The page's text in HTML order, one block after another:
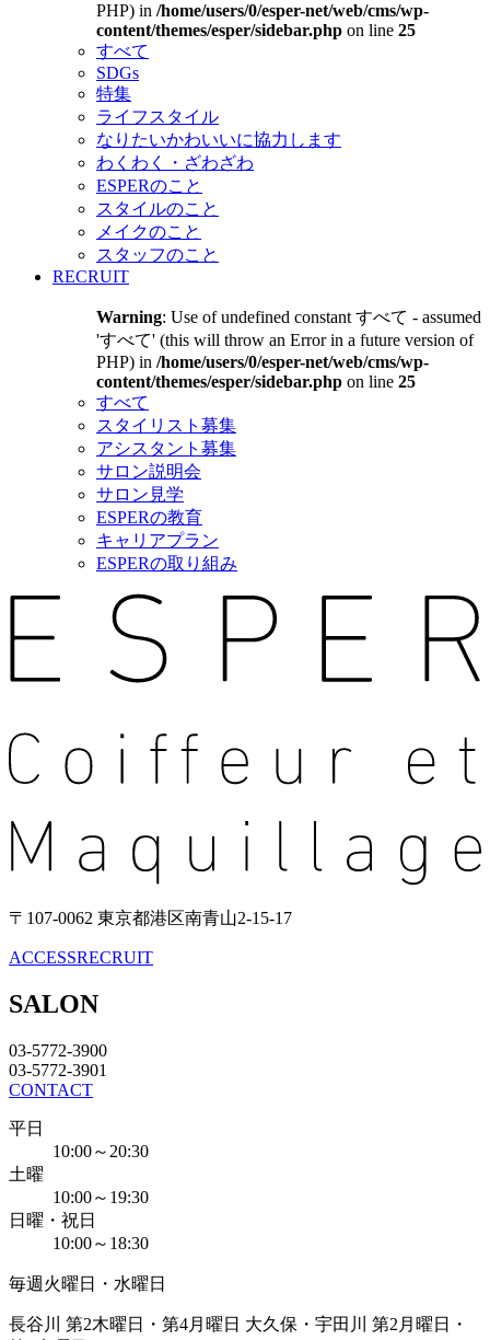
PHP) in /home/users/0/esper-net/web/cms/wp-
content/themes/esper/sidebar.php on line 25
すべて
SDGs
特集
ライフスタイル
なりたいかわいいに協力します
わくわく・ざわざわ
ESPERのこと
スタイルのこと
メイクのこと
スタッフのこと
RECRUIT
Warning: Use of undefined constant すべて - assumed
'すべて' (this will throw an Error in a future version of
PHP) in /home/users/0/esper-net/web/cms/wp-
content/themes/esper/sidebar.php on line 25
すべて
スタイリスト募集
アシスタント募集
サロン説明会
サロン見学
ESPERの教育
キャリアプラン
ESPERの取り組み
〒107-0062 東京都港区南青山2-15-17
ACCESSRECRUIT
SALON
03-5772-3900
03-5772-3901
CONTACT
平日
10:00～20:30
土曜
10:00～19:30
日曜・祝日
10:00～18:30
毎週火曜日・水曜日
長谷川 第2木曜日・第4月曜日 大久保・宇田川 第2月曜日・